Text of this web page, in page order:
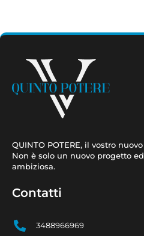
QUINTO POTERE, il vostro
Non è solo un nuovo progetto
ambiziosa.
Contatti
3488966969